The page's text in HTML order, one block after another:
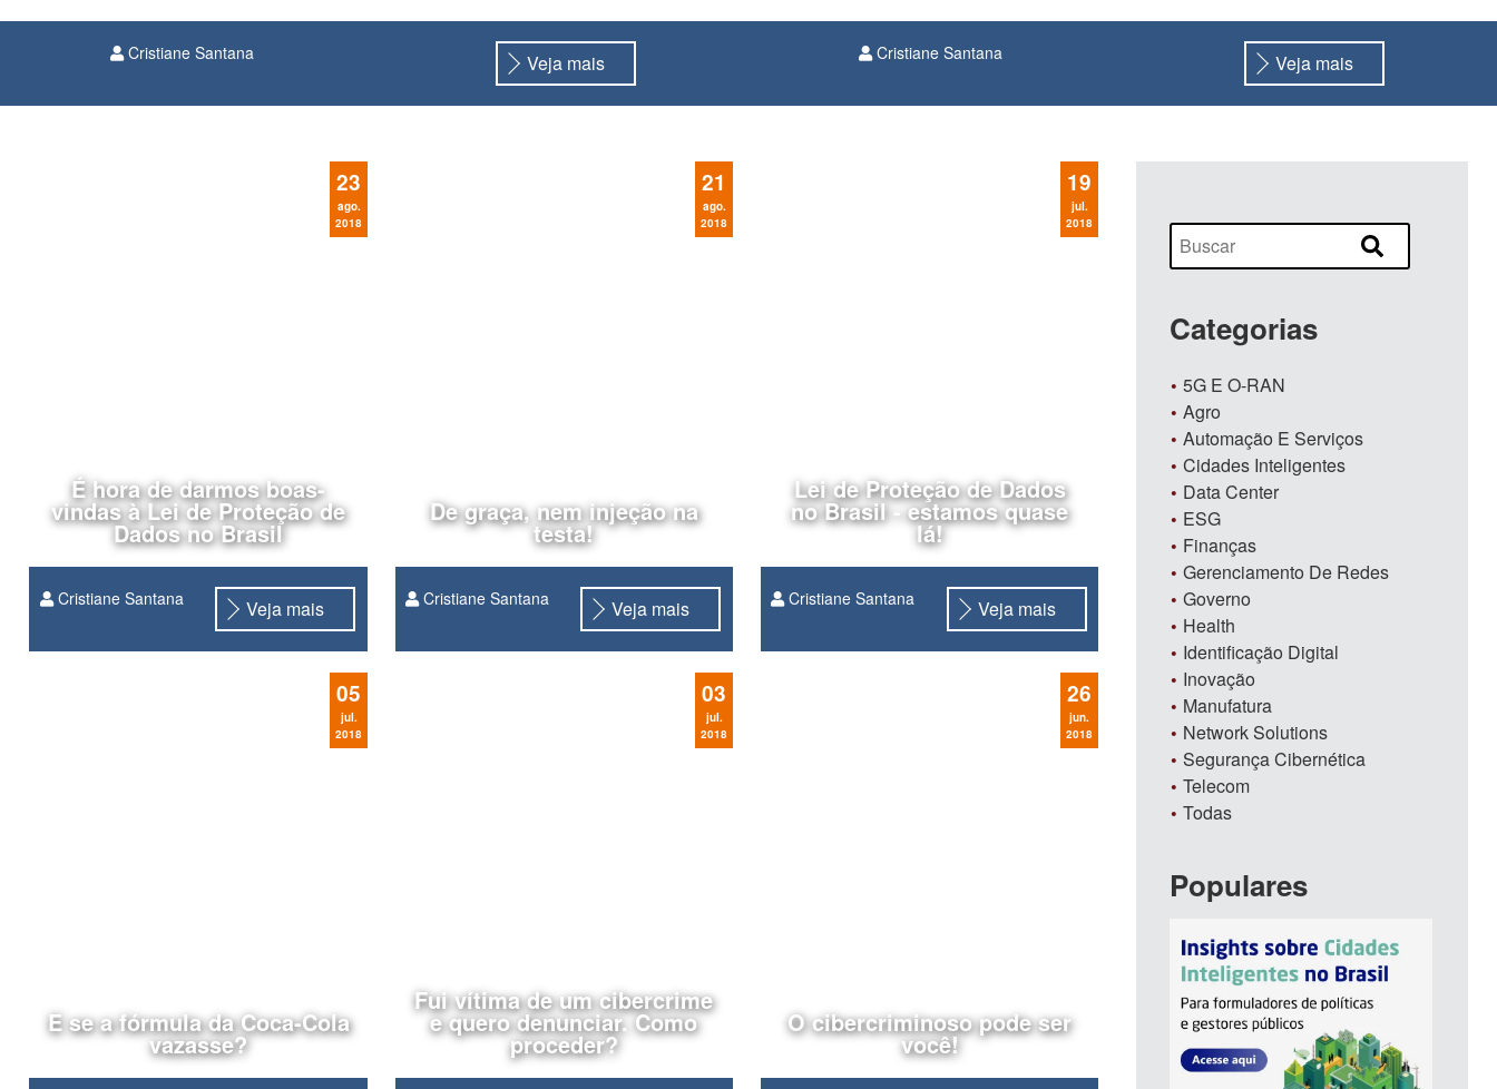
Cristiane Santana Veja mais WhatsApp
Cristiane Santana Veja mais
É hora de darmos boas-
vindas à Lei de Proteção de
Dados no Brasil
23
ago.
2018
A Lei de Proteção de Dados no
Lei 13.709/18) foi
Cristiane Santana Veja mais
De graça, nem injeção na
testa!
21
ago.
2018
Cristiane Santana Veja mais
Lei de Proteção de Dados
no Brasil - estamos quase
lá!
19
jul.
2018
Projeto de Lei
Cristiane Santana Veja mais
E se a fórmula da Coca-Cola
vazasse?
05
jul.
2018
Fui vítima de um cibercrime
e quero denunciar. Como
proceder?
03
jul.
2018
O cibercriminoso pode ser
você!
26
jun.
2018
Categorias
5G E O-RAN
Agro
Automação E Serviços
Cidades Inteligentes
Data Center
ESG
Finanças
Gerenciamento De Redes
Governo
Health
Identificação Digital
Inovação
Manufatura
Network Solutions
Segurança Cibernética
Telecom
Todas
Populares